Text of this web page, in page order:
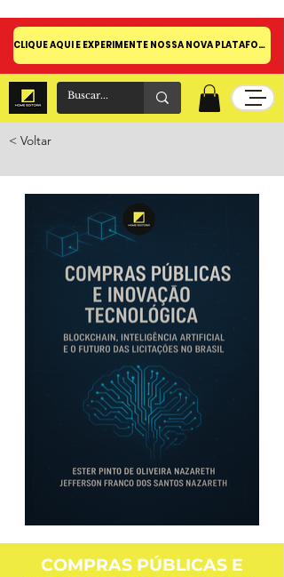
CLIQUE AQUI E EXPERIMENTE NOSSA NOVA PLATAFORMA!
< Voltar
COMPRAS PÚBLICAS E